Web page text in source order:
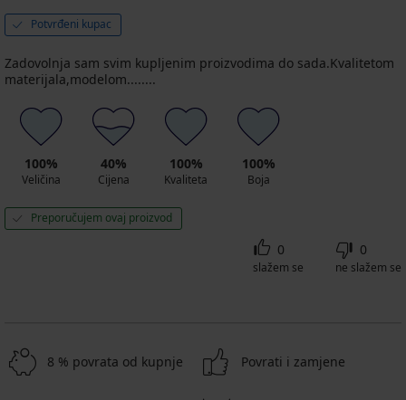
Potvrđeni kupac
Zadovolnja sam svim kupljenim proizvodima do sada.Kvalitetom
materijala,modelom........
100%
Veličina
40%
Cijena
100%
Kvaliteta
100%
Boja
Preporučujem ovaj proizvod
0
slažem se
0
ne slažem se
8 % povrata od kupnje Povrati i zamjene